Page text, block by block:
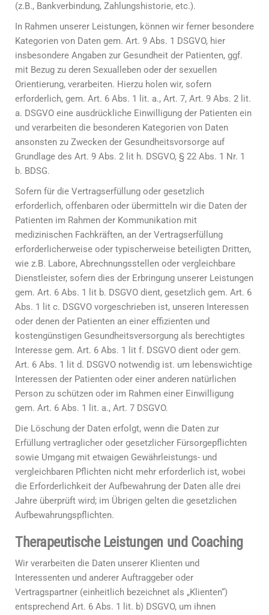
(z.B., Bankverbindung, Zahlungshistorie, etc.).
In Rahmen unserer Leistungen, können wir ferner besondere
Kategorien von Daten gem. Art. 9 Abs. 1 DSGVO, hier
insbesondere Angaben zur Gesundheit der Patienten, ggf.
mit Bezug zu deren Sexualleben oder der sexuellen
Orientierung, verarbeiten. Hierzu holen wir, sofern
erforderlich, gem. Art. 6 Abs. 1 lit. a., Art. 7, Art. 9 Abs. 2 lit.
a. DSGVO eine ausdrückliche Einwilligung der Patienten ein
und verarbeiten die besonderen Kategorien von Daten
ansonsten zu Zwecken der Gesundheitsvorsorge auf
Grundlage des Art. 9 Abs. 2 lit h. DSGVO, § 22 Abs. 1 Nr. 1
b. BDSG.
Sofern für die Vertragserfüllung oder gesetzlich
erforderlich, offenbaren oder übermitteln wir die Daten der
Patienten im Rahmen der Kommunikation mit
medizinischen Fachkräften, an der Vertragserfüllung
erforderlicherweise oder typischerweise beteiligten Dritten,
wie z.B. Labore, Abrechnungsstellen oder vergleichbare
Dienstleister, sofern dies der Erbringung unserer Leistungen
gem. Art. 6 Abs. 1 lit b. DSGVO dient, gesetzlich gem. Art. 6
Abs. 1 lit c. DSGVO vorgeschrieben ist, unseren Interessen
oder denen der Patienten an einer effizienten und
kostengünstigen Gesundheitsversorgung als berechtigtes
Interesse gem. Art. 6 Abs. 1 lit f. DSGVO dient oder gem.
Art. 6 Abs. 1 lit d. DSGVO notwendig ist. um lebenswichtige
Interessen der Patienten oder einer anderen natürlichen
Person zu schützen oder im Rahmen einer Einwilligung
gem. Art. 6 Abs. 1 lit. a., Art. 7 DSGVO.
Die Löschung der Daten erfolgt, wenn die Daten zur
Erfüllung vertraglicher oder gesetzlicher Fürsorgepflichten
sowie Umgang mit etwaigen Gewährleistungs- und
vergleichbaren Pflichten nicht mehr erforderlich ist, wobei
die Erforderlichkeit der Aufbewahrung der Daten alle drei
Jahre überprüft wird; im Übrigen gelten die gesetzlichen
Aufbewahrungspflichten.
Therapeutische Leistungen und Coaching
Wir verarbeiten die Daten unserer Klienten und
Interessenten und anderer Auftraggeber oder
Vertragspartner (einheitlich bezeichnet als „Klienten“)
entsprechend Art. 6 Abs. 1 lit. b) DSGVO, um ihnen